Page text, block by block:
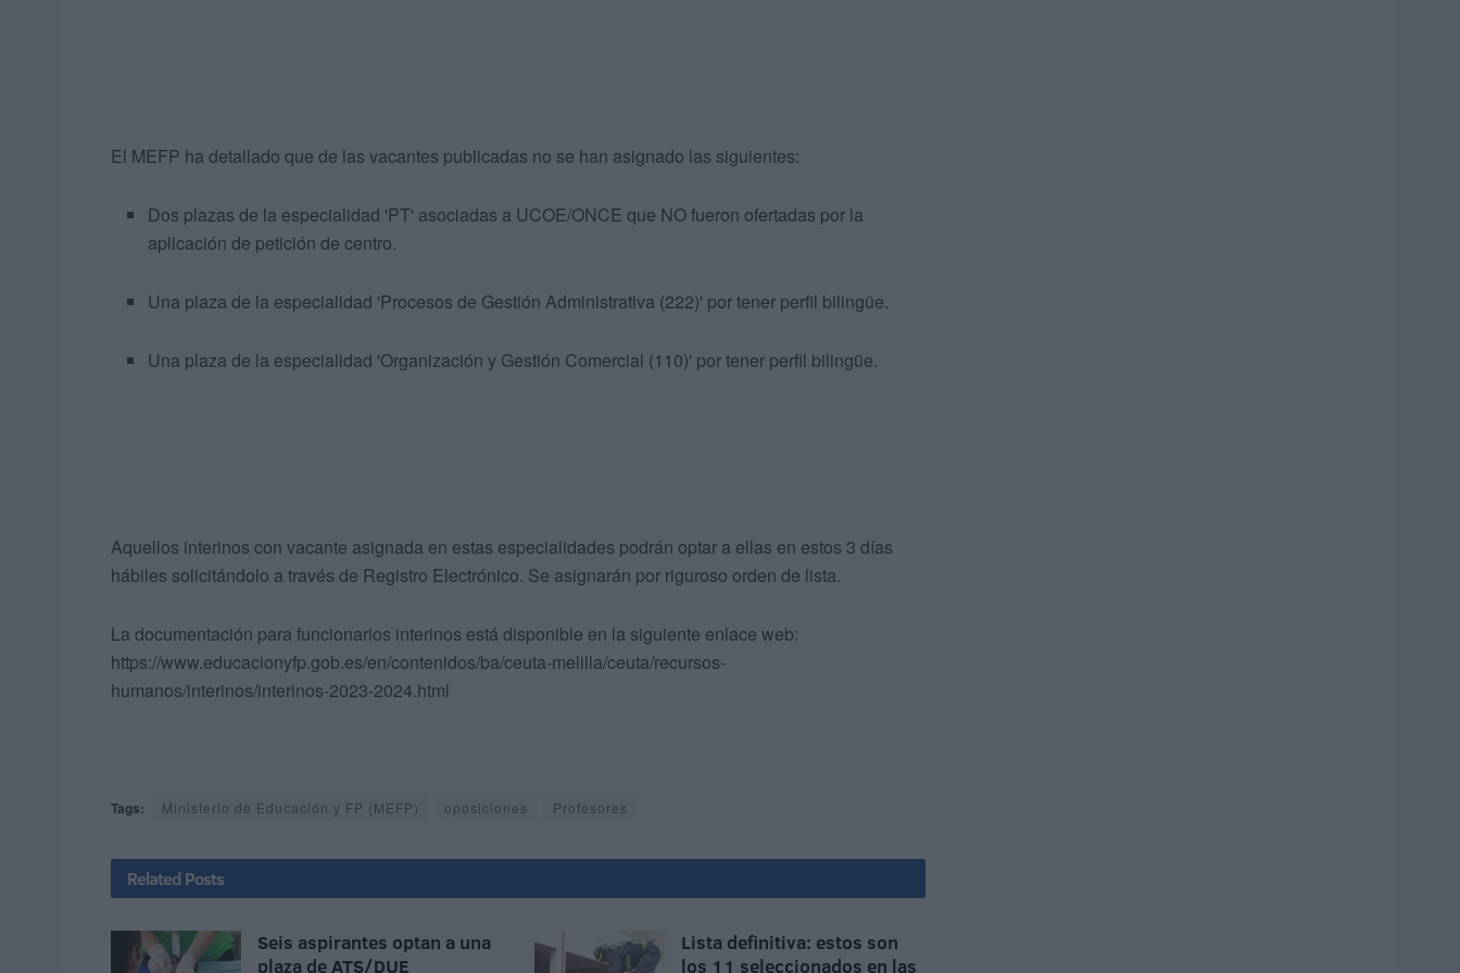
El MEFP ha detallado que de las vacantes publicadas no se han asignado las siguientes:
Dos plazas de la especialidad 'PT' asociadas a UCOE/ONCE que NO fueron ofertadas por la
aplicación de petición de centro.
Una plaza de la especialidad 'Procesos de Gestión Administrativa (222)' por tener perfil bilingüe.
Una plaza de la especialidad 'Organización y Gestión Comercial (110)' por tener perfil bilingüe.
Aquellos interinos con vacante asignada en estas especialidades podrán optar a ellas en estos 3 días
hábiles solicitándolo a través de Registro Electrónico. Se asignarán por riguroso orden de lista.
La documentación para funcionarios interinos está disponible en la siguiente enlace web:
https://www.educacionyfp.gob.es/en/contenidos/ba/ceuta-melilla/ceuta/recursos-
humanos/interinos/interinos-2023-2024.html
Tags: Ministerio de Educación y FP (MEFP) oposiciones Profesores
Related Posts
Seis aspirantes optan a una
plaza de ATS/DUE
Lista definitiva: estos son
los 11 seleccionados en las